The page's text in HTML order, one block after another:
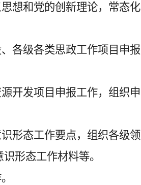
想和党的创新理论，常态化
各级各类思政工作项目申报
开发项目申报工作，组织申
形态工作要点，组织各级领
形态工作材料等。